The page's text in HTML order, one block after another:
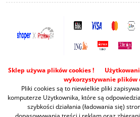
Sklep używa plików cookies !
wykorzystywanie plików
Pliki cookies są to niewielkie pliki
komputerze Użytkownika, które są
szybkości działania (ładowania się)